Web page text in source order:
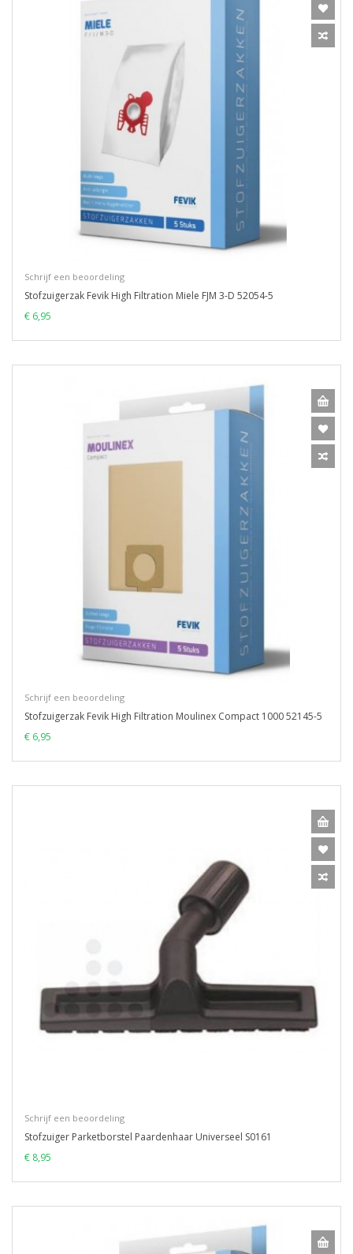
Schrijf een beoordeling
Stofzuigerzak Fevik High Filtration Miele FJM 3-D 52054-5
€ 6,95
Schrijf een beoordeling
Stofzuigerzak Fevik High Filtration Moulinex Compact 1000 52145-5
€ 6,95
Schrijf een beoordeling
Stofzuiger Parketborstel Paardenhaar Universeel S0161
€ 8,95